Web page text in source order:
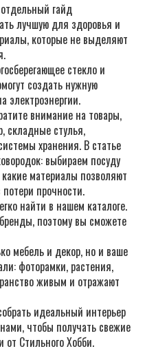
гайд
лучшую для здоровья и
которые не выделяют
стекло и
создать нужную
электроэнергии.
внимание на товары,
складные стулья,
хранения. В статье
выбираем посуду
материалы позволяют
прочности.
найти в нашем каталоге.
поэтому вы сможете
мебель и декор, но и ваше
фоторамки, растения,
живым и отражают
идеальный интерьер
чтобы получать свежие
Стильного Хобби.